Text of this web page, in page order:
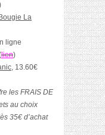
Bougie La
ligne
lien)
, 13.60€
les FRAIS DE
au choix
35€ d’achat